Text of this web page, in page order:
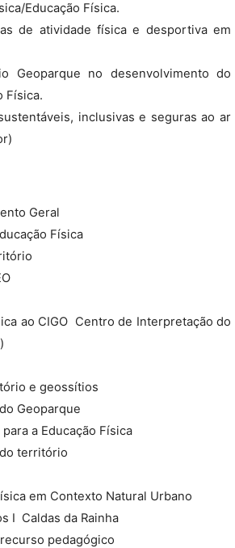
Educação Física.
de atividade física e desportiva em
Geoparque no desenvolvimento do
Física.
inclusivas e seguras ao ar
Geral
Física
ao CIGO  Centro de Interpretação do
e geossítios
Geoparque
a Educação Física
território
em Contexto Natural Urbano
I  Caldas da Rainha
pedagógico